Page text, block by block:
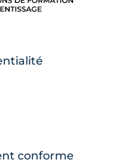
conforme